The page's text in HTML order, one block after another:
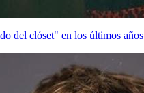
del clóset" en los últimos años